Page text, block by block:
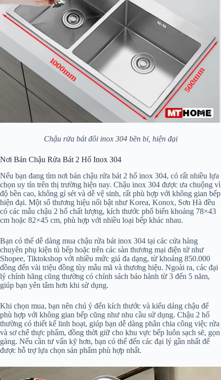
Chậu rửa bát đôi inox 304 bền bỉ, hiện đại
Nơi Bán Chậu Rửa Bát 2 Hố Inox 304
Nếu bạn đang tìm nơi bán chậu rửa bát 2 hố inox 304, có rất nhiều lựa
chọn uy tín trên thị trường hiện nay. Chậu inox 304 được ưa chuộng vì
độ bền cao, không gỉ sét và dễ vệ sinh, rất phù hợp với không gian bếp
hiện đại. Một số thương hiệu nổi bật như Korea, Konox, Sơn Hà đều
có các mẫu chậu 2 hố chất lượng, kích thước phổ biến khoảng 78×43
cm hoặc 82×45 cm, phù hợp với nhiều loại bếp khác nhau.
Bạn có thể dễ dàng mua chậu rửa bát inox 304 tại các cửa hàng
chuyên phụ kiện tủ bếp hoặc trên các sàn thương mại điện tử như
Shopee, Tiktokshop với nhiều mức giá đa dạng, từ khoảng 850.000
đồng đến vài triệu đồng tùy mẫu mã và thương hiệu. Ngoài ra, các đại
lý chính hãng cũng thường có chính sách bảo hành từ 3 đến 5 năm,
giúp bạn yên tâm hơn khi sử dụng.
Khi chọn mua, bạn nên chú ý đến kích thước và kiểu dáng chậu để
phù hợp với không gian bếp cũng như nhu cầu sử dụng. Chậu 2 hố
thường có thiết kế linh hoạt, giúp bạn dễ dàng phân chia công việc rửa
và sơ chế thực phẩm, đồng thời giữ cho khu vực bếp luôn sạch sẽ, gọn
gàng. Nếu cần tư vấn kỹ hơn, bạn có thể đến các đại lý gần nhất để
được hỗ trợ lựa chọn sản phẩm phù hợp nhất.